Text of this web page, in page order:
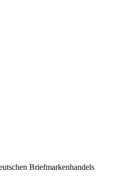
Briefmarkenhandels